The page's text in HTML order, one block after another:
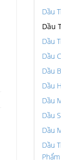
Dầu
Dầu
Dầu
Dầu
Dầu
Dầu
Dầu
Dầu
Dầu
Dầu
Phẩm